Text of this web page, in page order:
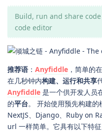
Build, run and share
code editor
推荐语 ： Anyfiddle ，简单的
在几秒钟内构建、运行和共享
Anyfiddle 是一个供开发人员
的平台。 开始使用预先构建的
NextJS、Django、Ruby on
url 一样简单。它具有以下特征